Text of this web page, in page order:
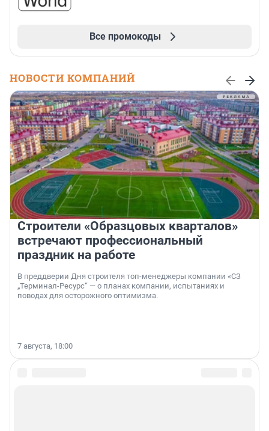
Все промокоды
НОВОСТИ КОМПАНИЙ
Строители «Образцовых кварталов»
встречают профессиональный
праздник на работе
В преддверии Дня строителя топ-менеджеры компании «СЗ
„Терминал-Ресурс“ — о планах компании, испытаниях и
поводах для осторожного оптимизма.
7 августа, 18:00